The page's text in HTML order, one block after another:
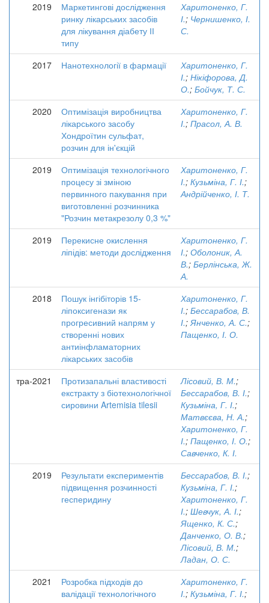
2019
Маркетингові дослідження
ринку лікарських засобів
для лікування діабету ІІ
типу
Харитоненко, Г.
І.; Чернишенко, І.
С.
2017 Нанотехнології в фармації
Харитоненко, Г.
І.; Нікіфорова, Д.
О.; Бойчук, Т. С.
2020
Оптимізація виробництва
лікарського засобу
Хондроїтин сульфат,
розчин для ін'єкцій
Харитоненко, Г.
І.; Прасол, А. В.
2019
Оптимізація технологічного
процесу зі зміною
первинного пакування при
виготовленні розчинника
"Розчин метакрезолу 0,3 %"
Харитоненко, Г.
І.; Кузьміна, Г. І.;
Андрійченко, І. Т.
2019
Перекисне окислення
ліпідів: методи дослідження
Харитоненко, Г.
І.; Оболоник, А.
В.; Берлінська, Ж.
А.
2018
Пошук інгібіторів 15-
ліпоксигенази як
прогресивний напрям у
створенні нових
антиінфламаторних
лікарських засобів
Харитоненко, Г.
І.; Бессарабов, В.
І.;Янченко, А. С.;
Пащенко, І. О.
тра-2021
Протизапальні властивості
екстракту з біотехнологічної
сировини Artemisia tilesii
Лісовий, В. М.;
Бессарабов, В. І.;
Кузьміна, Г. І.;
Матвєєва, Н. А.;
Харитоненко, Г.
І.; Пащенко, І. О.;
Савченко, К. І.
2019
Результати експериментів
підвищення розчинності
гесперидину
Бессарабов, В. І.;
Кузьміна, Г. І.;
Харитоненко, Г.
І.; Шевчук, А. І.;
Ященко, К. С.;
Данченко, О. В.;
Лісовий, В. М.;
Ладан, О. С.
2021
Розробка підходів до
валідації технологічного
Харитоненко, Г.
І.; Кузьміна, Г. І.;